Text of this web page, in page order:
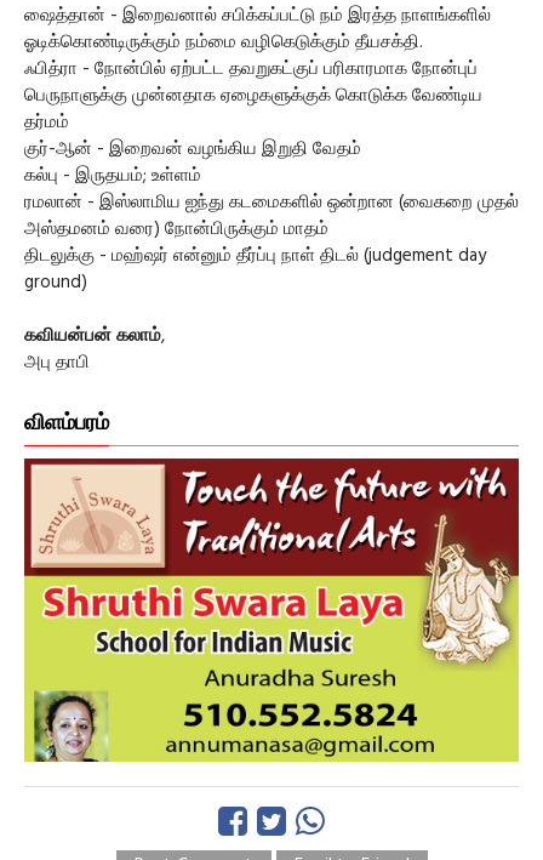
ஷைத்தான் - இறைவனால் சபிக்கப்பட்டு நம் இரத்த நாளங்களில்
ஓடிக்கொண்டிருக்கும் நம்மை வழிகெடுக்கும் தீயசக்தி.
ஃபித்ரா - நோன்பில் ஏற்பட்ட தவறுகட்குப் பரிகாரமாக நோன்புப்
பெருநாளுக்கு முன்னதாக ஏழைகளுக்குக் கொடுக்க வேண்டிய
தர்மம்
குர்-ஆன் - இறைவன் வழங்கிய இறுதி வேதம்
கல்பு - இருதயம்; உள்ளம்
ரமலான் - இஸ்லாமிய ஐந்து கடமைகளில் ஒன்றான (வைகறை முதல்
அஸ்தமனம் வரை) நோன்பிருக்கும் மாதம்
திடலுக்கு - மஹ்ஷர் என்னும் தீர்ப்பு நாள் திடல் (judgement day
ground)
கவியன்பன் கலாம்,
அபு தாபி
விளம்பரம்